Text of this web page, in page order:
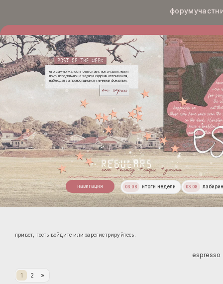
сет клайд софи джино
чарли
его самую малость отпускает, пока чарли лежит
почти неподвижно на заднем сидении автомобиля,
наблюдая за проносящимися уличными фонарями.
навигация
форум
03.08 итоги недели 03.08
привет, гость!войдите илизарегистрируйтесь
espresso
1 2 »